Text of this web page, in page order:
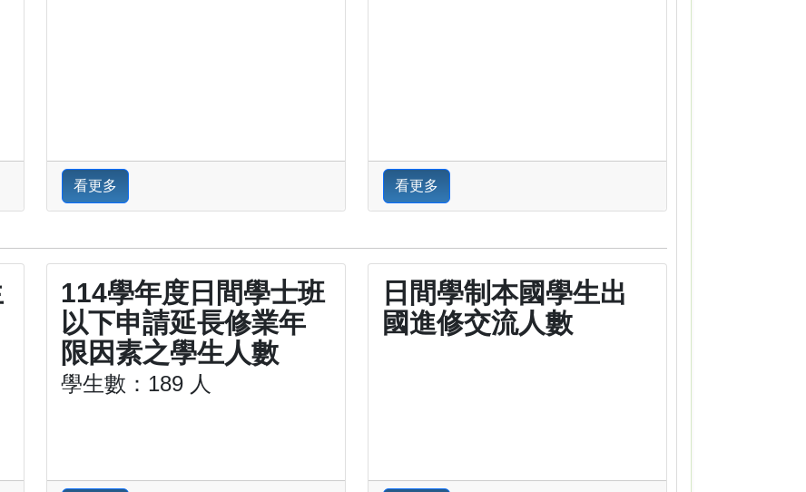
看更多 看更多
114學年度日間學士班
以下申請延長修業年
限因素之學生人數
學生數：189 人
日間學制本國學生出
國進修交流人數